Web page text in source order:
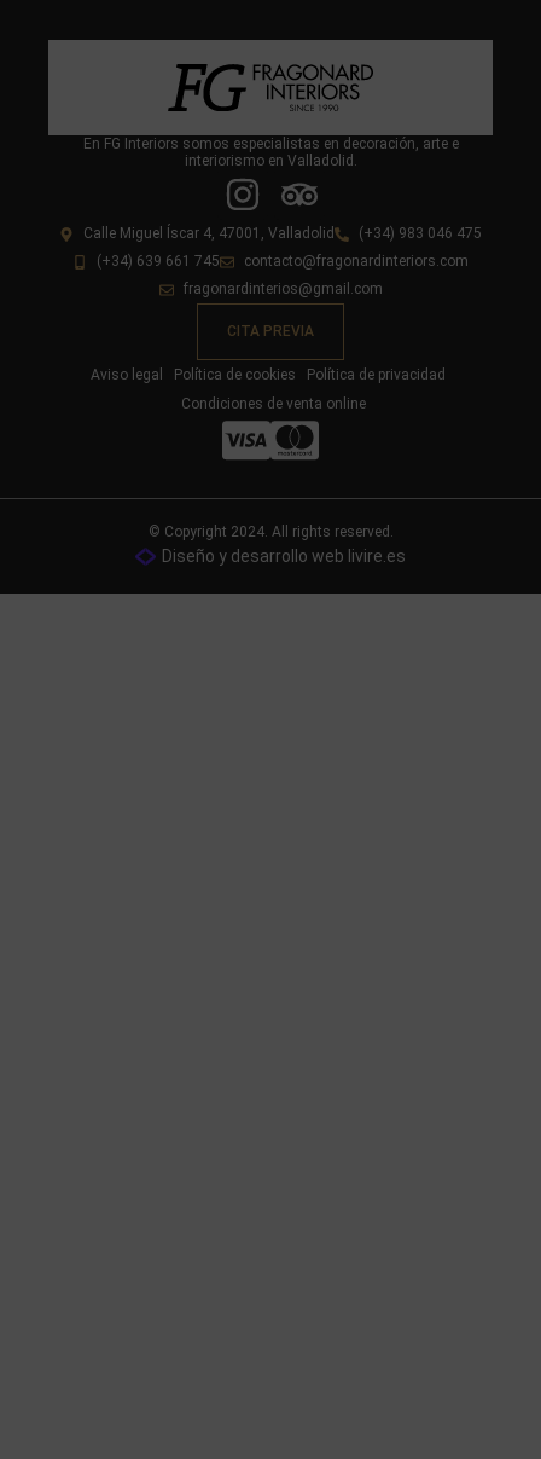
En FG Interiors somos especialistas en decoración, arte e
interiorismo en Valladolid.
Calle Miguel Íscar 4, 47001, Valladolid
(+34) 983 046 475
(+34) 639 661 745
contacto@fragonardinteriors.com
fragonardinterios@gmail.com
CITA PREVIA
Aviso legal Política de cookies
Política de privacidad
Condiciones de venta online
© Copyright 2024. All rights reserved.
Diseño y desarrollo web livire.es